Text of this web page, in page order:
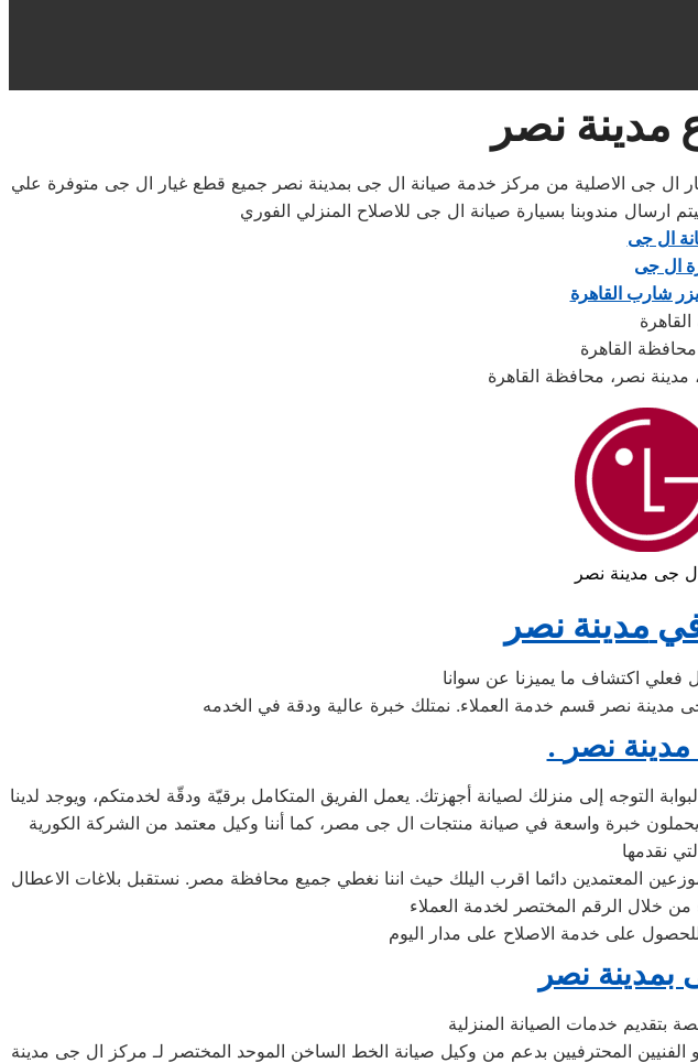
نصر
ال جى الاصلية من مركز خدمة صيانة ال جى بمدينة نصر جميع قطع غيار ال جى متوفرة علي
مندوبنا بسيارة صيانة ال جى للاصلاح المنزلي الفوري
ال جى
ال جى
شارب القاهرة
القاهرة
مدينة نصر، محافظة القاهرة
جى مدينة نصر
مدينة نصر
اكتشاف ما يميزنا عن سوانا
مدينة نصر قسم خدمة العملاء. نمتلك خبرة عالية ودقة في الخدمه
نصر
كما يمكن لفنيي الصيانة البوابة التوجه إلى منزلك لصيانة أجهزتك. يعمل الفريق المتكامل برقيّة ودقّة لخدمتكم، ويوجد لدينا
خبرة واسعة في صيانة منتجات ال جى مصر، كما أننا وكيل معتمد من الشركة الكورية
المعتمدين دائما اقرب اليلك حيث اننا نغطي جميع محافظة مصر. نستقبل بلاغات الاعطال
على خدمة الاصلاح على مدار اليوم
نصر
خدمات الصيانة المنزلية
المحترفيين بدعم من وكيل صيانة الخط الساخن الموحد المختصر لـ مركز ال جى مدينة